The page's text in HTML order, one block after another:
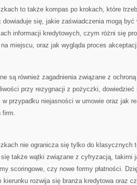
to także kompas po krokach, które
dowiaduje się, jakie zaświadczenia mogą być
informacji kredytowych, czym różni się
miejscu, oraz jak wygląda proces
są również zagadnienia związane z
przy rezygnacji z pożyczki, dowiedzieć
w przypadku niejasności w umowie oraz jak
firm.
nie ogranicza się tylko do klasycznych
także wątki związane z cyfryzacją, takimi
scoringowe, czy nowe formy płatności.
kierunku rozwija się branża kredytowa oraz